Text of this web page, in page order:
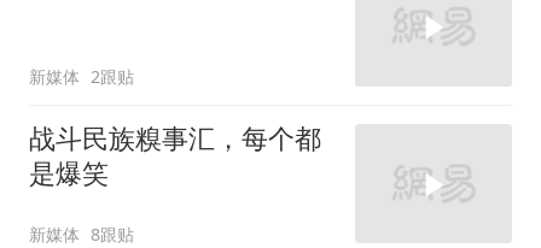
新媒体 2跟贴
战斗民族糗事汇，每个都
是爆笑
新媒体 8跟贴